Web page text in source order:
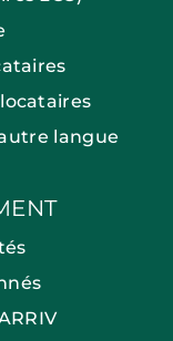
langue